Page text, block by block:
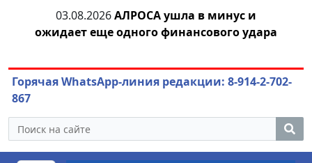
03.08.2026АЛРОСА ушла в минус и
ожидает еще одного финансового удара
Горячая WhatsApp-линия редакции: 8-914-2-702-
867